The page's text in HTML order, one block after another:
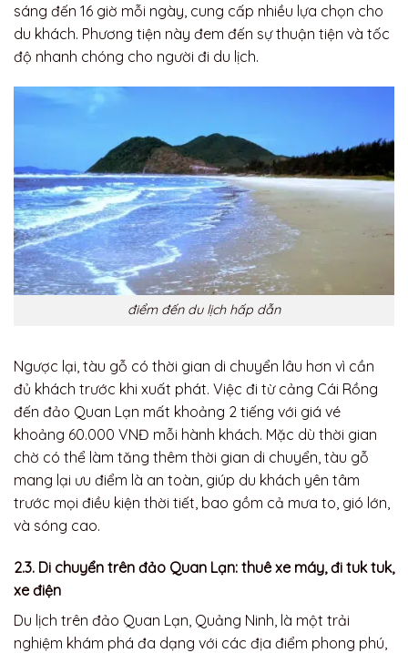
sáng đến 16 giờ mỗi ngày, cung cấp nhiều lựa chọn cho
du khách. Phương tiện này đem đến sự thuận tiện và tốc
độ nhanh chóng cho người đi du lịch.
điểm đến du lịch hấp dẫn
Ngược lại, tàu gỗ có thời gian di chuyển lâu hơn vì cần
đủ khách trước khi xuất phát. Việc đi từ cảng Cái Rồng
đến đảo Quan Lạn mất khoảng 2 tiếng với giá vé
khoảng 60.000 VNĐ mỗi hành khách. Mặc dù thời gian
chờ có thể làm tăng thêm thời gian di chuyển, tàu gỗ
mang lại ưu điểm là an toàn, giúp du khách yên tâm
trước mọi điều kiện thời tiết, bao gồm cả mưa to, gió lớn,
và sóng cao.
2.3. Di chuyển trên đảo Quan Lạn: thuê xe máy, đi tuk tuk,
xe điện
Du lịch trên đảo Quan Lạn, Quảng Ninh, là một trải
nghiệm khám phá đa dạng với các địa điểm phong phú,